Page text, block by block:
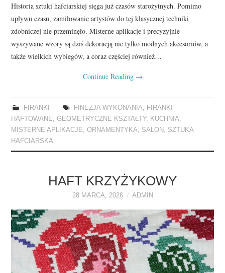
Historia sztuki hafciarskiej sięga już czasów starożytnych. Pomimo
upływu czasu, zamiłowanie artystów do tej klasycznej techniki
zdobniczej nie przeminęło. Misterne aplikacje i precyzyjnie
wyszywane wzory są dziś dekoracją nie tylko modnych akcesoriów, a
także wielkich wybiegów, a coraz częściej również…
Continue Reading →
FIRANKI FINEZJA WYKONANIA, FIRANKI
HAFTOWANE,GEOMETRYCZNE KSZTAŁTY, KUCHNIA,
MISTERNE APLIKACJE,ORNAMENTYKA, SALON , SZTUKA
HAFCIARSKA
HAFT KRZYŻYKOWY
28 MARCA, 2026 ADMIN